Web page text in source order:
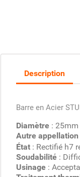
Description
Barre en Acier
Diamètre: 25mm
Autre appellation
État: Rectifié h7
Soudabilité :
Usinage: